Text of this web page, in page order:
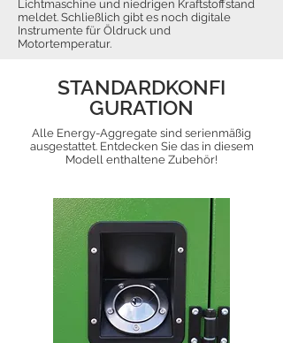
Lichtmaschine und niedrigen Kraftstoffstand
meldet. Schließlich gibt es noch digitale
Instrumente für Öldruck und
Motortemperatur.
STANDARDKONFI
GURATION
Alle Energy-Aggregate sind serienmäßig
ausgestattet. Entdecken Sie das in diesem
Modell enthaltene Zubehör!